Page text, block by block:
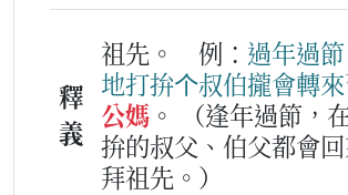
釋
義
祖先。 例： 過年過節
地打拚个叔伯攏會轉來
公媽 。
（逢年過節，
拚的叔父、伯父都會
拜祖先。）